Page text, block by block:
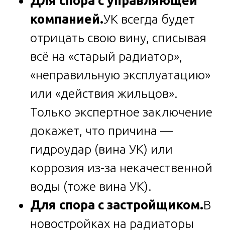
компанией.УК всегда будет
отрицать свою вину, списывая
всё на «старый радиатор»,
«неправильную эксплуатацию»
или «действия жильцов».
Только экспертное заключение
докажет, что причина —
гидроудар (вина УК) или
коррозия из-за некачественной
воды (тоже вина УК).
Для спора с застройщиком.В
новостройках на радиаторы